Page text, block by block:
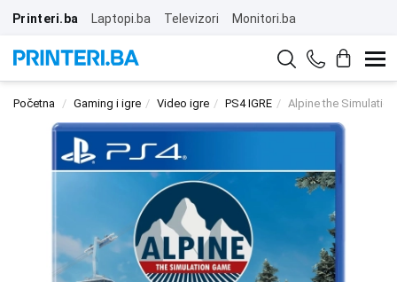
Printeri.ba Laptopi.ba Televizori Monitori.ba
Početna Gaming i igre Video igre PS4 IGRE Alpine the